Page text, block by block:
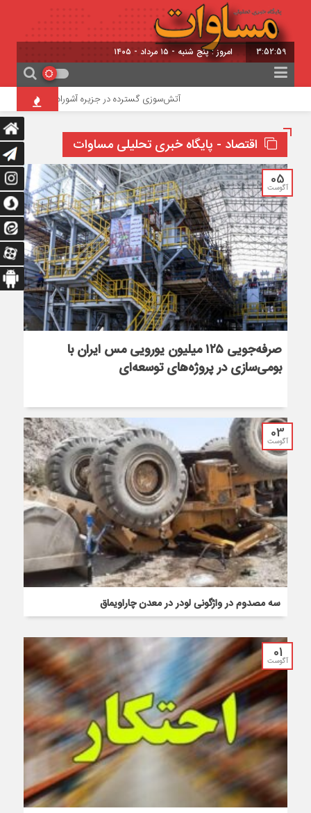
3:53:00 برابر با : 22 - صفر - 1448
آتش‌سوزی گسترده در جزیره آشوراده / امدادرسانی بالگرد
اقتصاد - پایگاه خبری تحلیلی مساوات
05
آگوست
صرفه‌جویی ۱۲۵ میلیون یورویی مس ایران با
بومی‌سازی در پروژه‌های توسعه‌ای
03
آگوست
سه مصدوم در واژگونی لودر در معدن چاراویماق
01
آگوست